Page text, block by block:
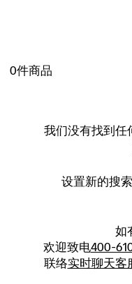
0件商品
我们没有找到任
设置新的搜索
如
欢迎致电400-
联络实时聊天客